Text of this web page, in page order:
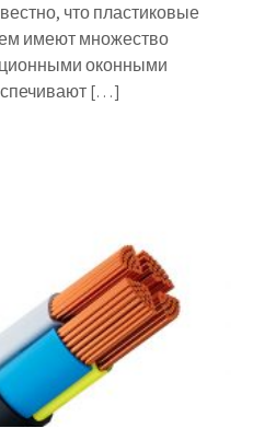
что пластиковые
имеют множество
оконными
[…]